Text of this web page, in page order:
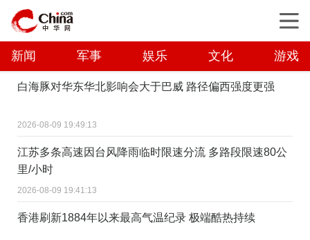
新闻 军事 娱乐 文化 游戏
白海豚对华东华北影响会大于巴威 路径偏西强度更强
2026-08-09 19:49:13
江苏多条高速因台风降雨临时限速分流 多路段限速80公
里/小时
2026-08-09 19:41:13
香港刷新1884年以来最高气温纪录 极端酷热持续